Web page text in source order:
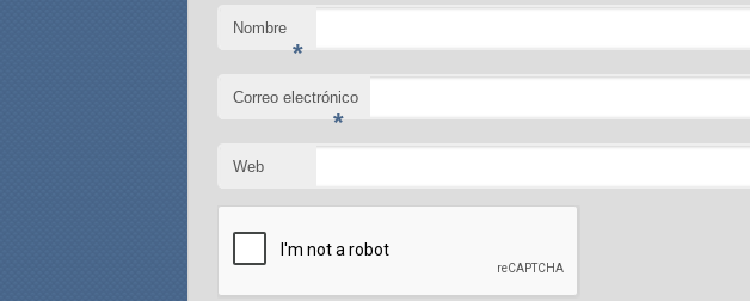
Nombre
*
Correo electrónico
*
Web